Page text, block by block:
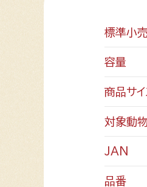
標準小
容量
商品サ
対象動物
JAN
品番